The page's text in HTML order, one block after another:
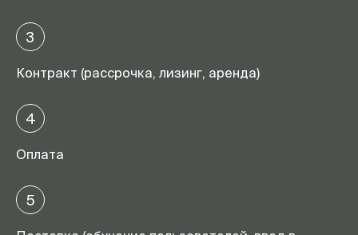
3
Контракт (рассрочка, лизинг, аренда)
4
Оплата
5